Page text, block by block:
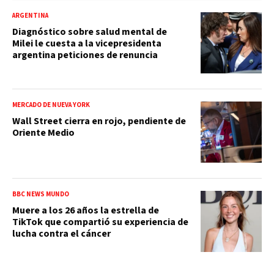
ARGENTINA
Diagnóstico sobre salud mental de
Milei le cuesta a la vicepresidenta
argentina peticiones de renuncia
MERCADO DE NUEVA YORK
Wall Street cierra en rojo, pendiente de
Oriente Medio
BBC NEWS MUNDO
Muere a los 26 años la estrella de
TikTok que compartió su experiencia de
lucha contra el cáncer